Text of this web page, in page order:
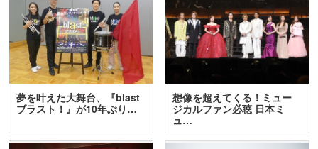
夢を叶えた大舞台、『blast
ブラスト！』が10年ぶり…
想像を超えてくる！ミュー
ジカルファン必聴 日本ミ
ュ…